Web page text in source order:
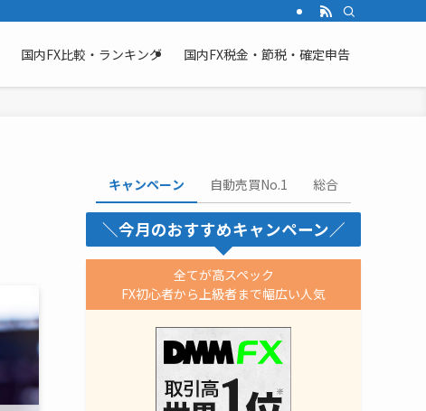
国内FX比較・ランキング 国内FX税金・節税・確定申告
キャンペーン 自動売買No.1 総合
＼今月のおすすめキャンペーン／
全てが高スペック
FX初心者から上級者まで幅広い人気